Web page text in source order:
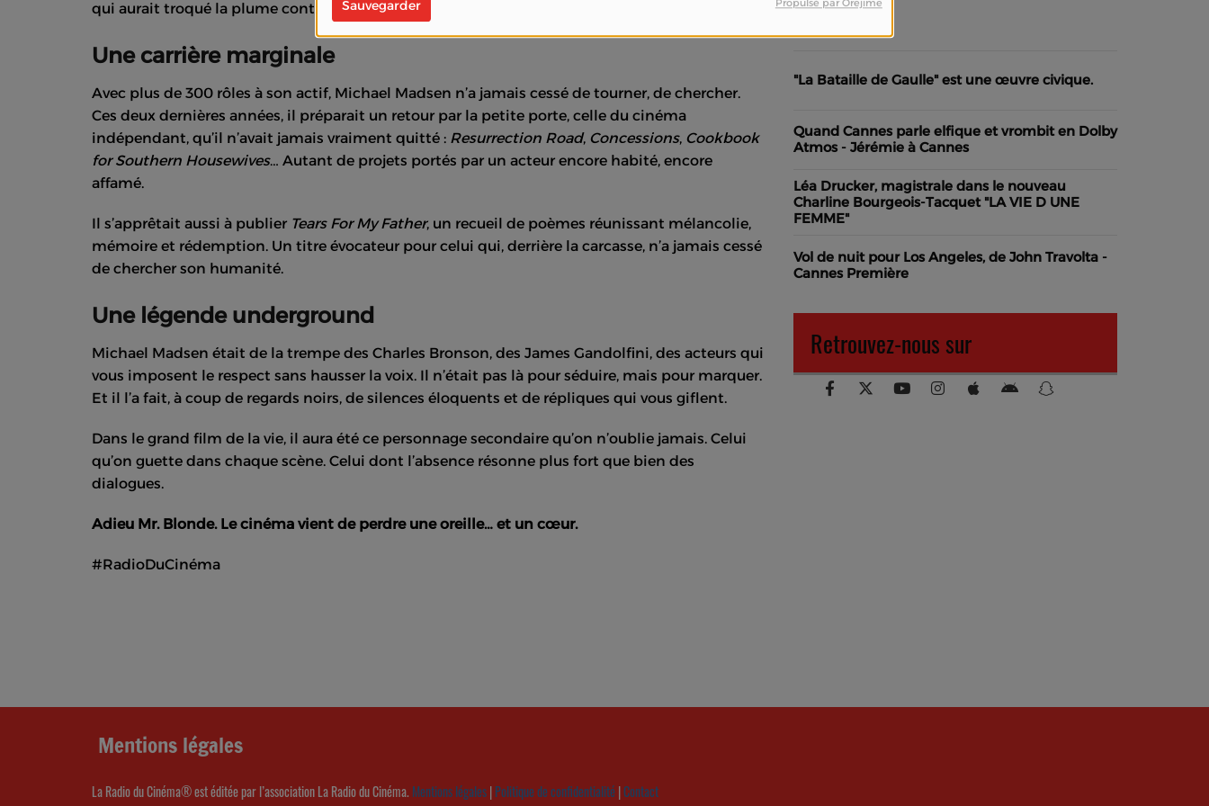
Sauvegarder Propulsé par Orejime
qui aurait troqué la plume contre un Smith & Wesson.
Une carrière marginale
Avec plus de 300 rôles à son actif, Michael Madsen n’a jamais cessé de tourner, de chercher.
Ces deux dernières années, il préparait un retour par la petite porte, celle du cinéma
indépendant, qu’il n’avait jamais vraiment quitté : Resurrection Road, Concessions, Cookbook
for Southern Housewives… Autant de projets portés par un acteur encore habité, encore
affamé.
Il s’apprêtait aussi à publier Tears For My Father, un recueil de poèmes réunissant mélancolie,
mémoire et rédemption. Un titre évocateur pour celui qui, derrière la carcasse, n’a jamais cessé
de chercher son humanité.
Une légende underground
Michael Madsen était de la trempe des Charles Bronson, des James Gandolfini, des acteurs qui
vous imposent le respect sans hausser la voix. Il n’était pas là pour séduire, mais pour marquer.
Et il l’a fait, à coup de regards noirs, de silences éloquents et de répliques qui vous giflent.
Dans le grand film de la vie, il aura été ce personnage secondaire qu’on n’oublie jamais. Celui
qu’on guette dans chaque scène. Celui dont l’absence résonne plus fort que bien des
dialogues.
Adieu Mr. Blonde. Le cinéma vient de perdre une oreille… et un cœur.
#RadioDuCinéma
"La Bataille de Gaulle" est une œuvre civique.
Quand Cannes parle elfique et vrombit en Dolby
Atmos - Jérémie à Cannes
Léa Drucker, magistrale dans le nouveau
Charline Bourgeois-Tacquet "LA VIE D UNE
FEMME"
Vol de nuit pour Los Angeles, de John Travolta -
Cannes Première
Retrouvez-nous sur
Mentions légales
La Radio du Cinéma® est éditée par l’association La Radio du Cinéma. Mentions légales|Politique de confidentialité|Contact